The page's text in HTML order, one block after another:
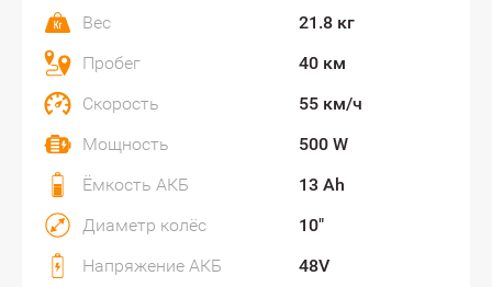
Вес
21.8 кг
Пробег
40 км
Скорость
55 км/ч
Мощность
500 W
Ёмкость АКБ
13 Ah
Диаметр колёс
10"
Напряжение АКБ
48V